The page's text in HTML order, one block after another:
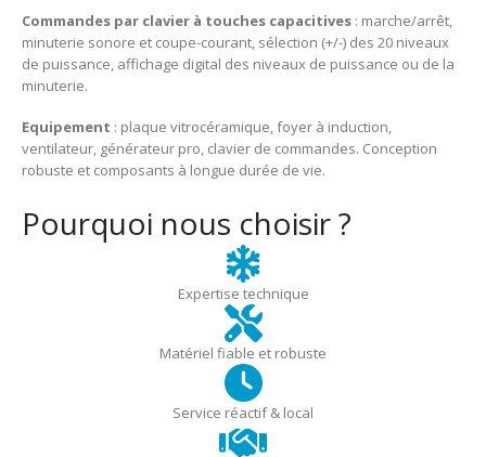
Commandes par clavier à touches capacitives : marche/arrêt,
minuterie sonore et coupe-courant, sélection (+/-) des 20 niveaux
de puissance, affichage digital des niveaux de puissance ou de la
minuterie.
Equipement : plaque vitrocéramique, foyer à induction,
ventilateur, générateur pro, clavier de commandes. Conception
robuste et composants à longue durée de vie.
Pourquoi nous choisir ?
Expertise technique
Matériel fiable et robuste
Service réactif & local